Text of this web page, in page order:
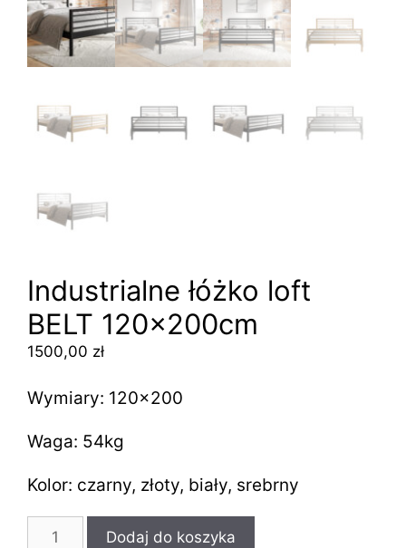
Industrialne łóżko loft
BELT 120x200cm
1500,00 zł
Wymiary: 120×200
Waga: 54kg
Kolor: czarny, złoty, biały, srebrny
ilość
Dodaj do koszyka